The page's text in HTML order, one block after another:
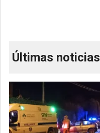
Últimas noticias